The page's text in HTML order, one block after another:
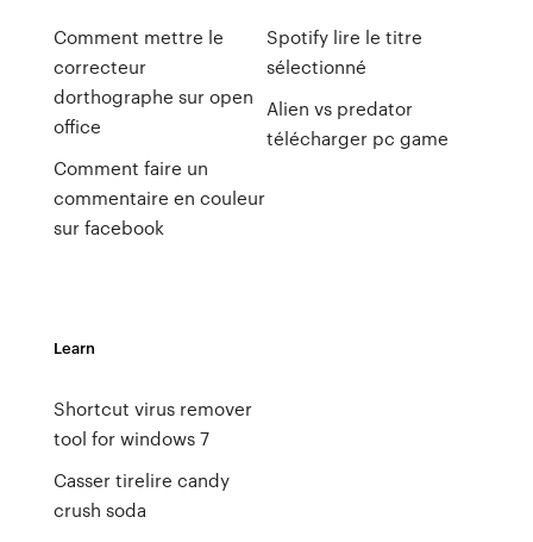
Comment mettre le
correcteur
dorthographe sur open
office
Comment faire un
commentaire en couleur
sur facebook
Spotify lire le titre
sélectionné
Alien vs predator
télécharger pc game
Learn
Shortcut virus remover
tool for windows 7
Casser tirelire candy
crush soda